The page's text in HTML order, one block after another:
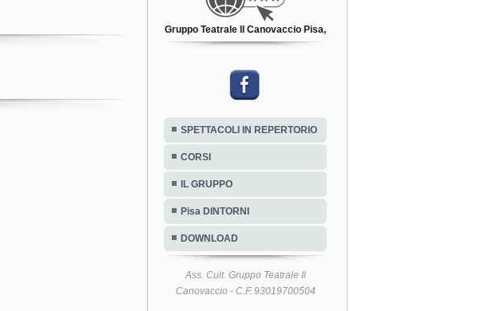
Gruppo Teatrale Il Canovaccio Pisa,
SPETTACOLI IN REPERTORIO
CORSI
IL GRUPPO
Pisa DINTORNI
DOWNLOAD
Ass. Cult. Gruppo Teatrale Il
Canovaccio - C.F. 93019700504